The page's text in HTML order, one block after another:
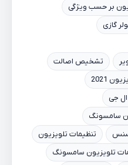
بر حسب ویژگی
گازی
تشخیص اصالت
2021
ال جی
سامسونگ
تنظیمات تلویزیون
تلویزیون سامسونگ